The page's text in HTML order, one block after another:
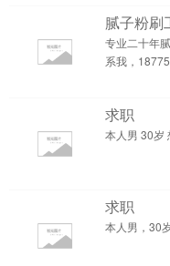
腻子粉刷
专业二十年
系我，
求职
本人男 30岁
求职
本人男，30